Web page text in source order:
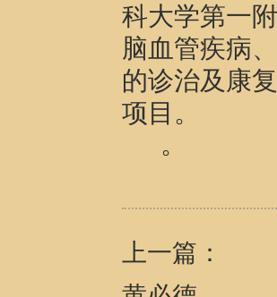
科大学第一
脑血管疾病
的诊治及康
项目。
。
上一篇：